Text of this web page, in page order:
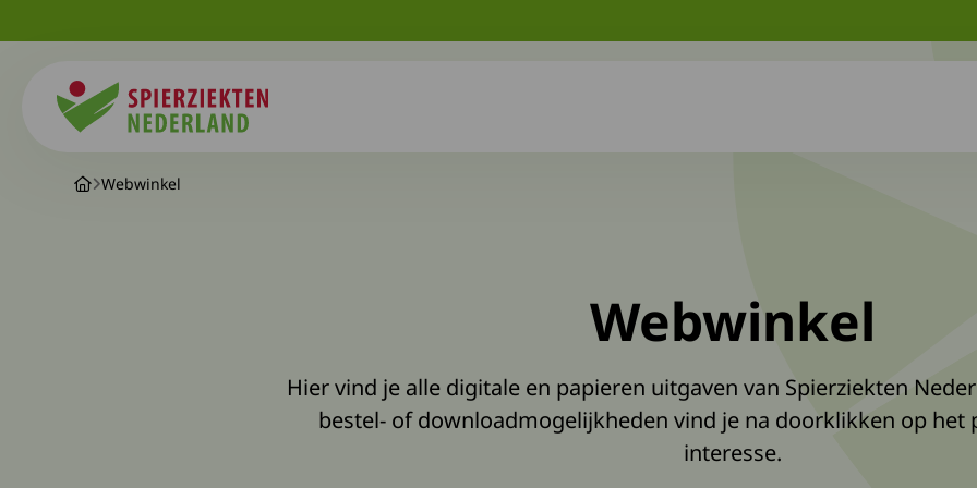
Webwinkel
Webwinkel
Hier vind je alle digitale en papieren uitgaven van Spierziekten
bestel- of downloadmogelijkheden vind je na doorklikken op het
interesse.